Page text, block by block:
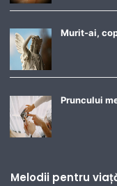
Murit-ai,
Pruncului
Melodii pentru